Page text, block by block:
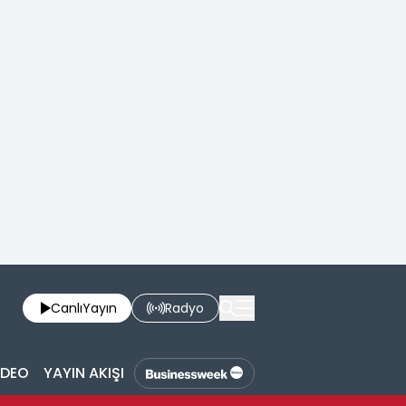
CanlıYayın Radyo
YAYIN AKIŞI